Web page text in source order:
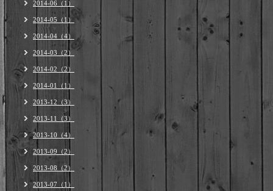
2014-06（1）
2014-05（1）
2014-04（4）
2014-03（2）
2014-02（2）
2014-01（1）
2013-12（3）
2013-11（3）
2013-10（4）
2013-09（2）
2013-08（2）
2013-07（1）